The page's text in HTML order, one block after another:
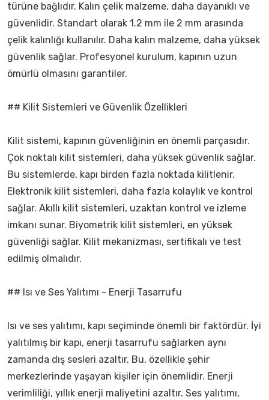
türüne bağlıdır. Kalın çelik malzeme, daha dayanıklı ve
güvenlidir. Standart olarak 1.2 mm ile 2 mm arasında
çelik kalınlığı kullanılır. Daha kalın malzeme, daha yüksek
güvenlik sağlar. Profesyonel kurulum, kapının uzun
ömürlü olmasını garantiler.
## Kilit Sistemleri ve Güvenlik Özellikleri
Kilit sistemi, kapının güvenliğinin en önemli parçasıdır.
Çok noktalı kilit sistemleri, daha yüksek güvenlik sağlar.
Bu sistemlerde, kapı birden fazla noktada kilitlenir.
Elektronik kilit sistemleri, daha fazla kolaylık ve kontrol
sağlar. Akıllı kilit sistemleri, uzaktan kontrol ve izleme
imkanı sunar. Biyometrik kilit sistemleri, en yüksek
güvenliği sağlar. Kilit mekanizması, sertifikalı ve test
edilmiş olmalıdır.
## Isı ve Ses Yalıtımı - Enerji Tasarrufu
Isı ve ses yalıtımı, kapı seçiminde önemli bir faktördür. İyi
yalıtılmış bir kapı, enerji tasarrufu sağlarken aynı
zamanda dış sesleri azaltır. Bu, özellikle şehir
merkezlerinde yaşayan kişiler için önemlidir. Enerji
verimliliği, yıllık enerji maliyetini azaltır. Ses yalıtımı,